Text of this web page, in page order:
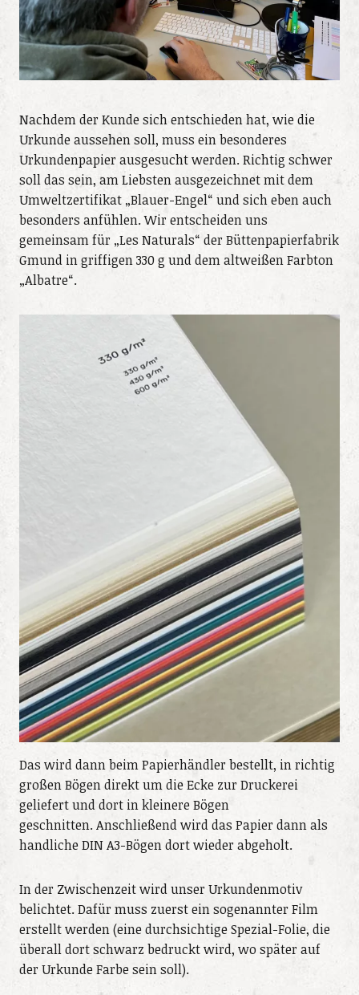
Nachdem der Kunde sich entschieden hat, wie die
Urkunde aussehen soll, muss ein besonderes
Urkundenpapier ausgesucht werden. Richtig schwer
soll das sein, am Liebsten ausgezeichnet mit dem
Umweltzertifikat „Blauer-Engel“ und sich eben auch
besonders anfühlen. Wir entscheiden uns
gemeinsam für „Les Naturals“ der Büttenpapierfabrik
Gmund in griffigen 330 g und dem altweißen Farbton
„Albatre“.
Das wird dann beim Papierhändler bestellt, in richtig
großen Bögen direkt um die Ecke zur Druckerei
geliefert und dort in kleinere Bögen
geschnitten. Anschließend wird das Papier dann als
handliche DIN A3-Bögen dort wieder abgeholt.
In der Zwischenzeit wird unser Urkundenmotiv
belichtet. Dafür muss zuerst ein sogenannter Film
erstellt werden (eine durchsichtige Spezial-Folie, die
überall dort schwarz bedruckt wird, wo später auf
der Urkunde Farbe sein soll).